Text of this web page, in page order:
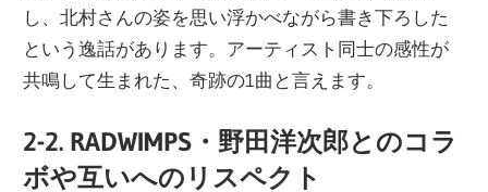
し、北村さんの姿を思い浮かべながら書き下ろした
という逸話があります。アーティスト同士の感性が
共鳴して生まれた、奇跡の1曲と言えます。
2-2. RADWIMPS・野田洋次郎とのコラ
ボや互いへのリスペクト